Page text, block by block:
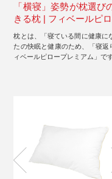
「横寝」姿勢が枕選び
きる枕 | フィベールピ
枕とは、「寝ている間に健康に
たの快眠と健康のため、「寝
ィベールピロープレミアム」で